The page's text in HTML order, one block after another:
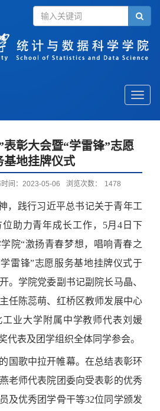
Toggle
表彰大会暨“学雷锋”志愿
基地挂牌仪式
间：2023-05-06 浏览次数： 1478
，践行习近平总书记关于青年工
位助力青年成长工作， 5月4日下
院“激扬青春梦想，唱响青春之
雷锋”志愿服务基地挂牌仪式于
。学院党委副书记副院长马晶、
任陈蕊萌、 红桥区教师发展中心
业大学附属中学教师代表刘媛
代表及团学组织全体同学参会。
国歌中拉开帷幕。在总结表彰环
老师代表院团委向受表彰的优秀
及优秀团学骨干等32位同学颁发